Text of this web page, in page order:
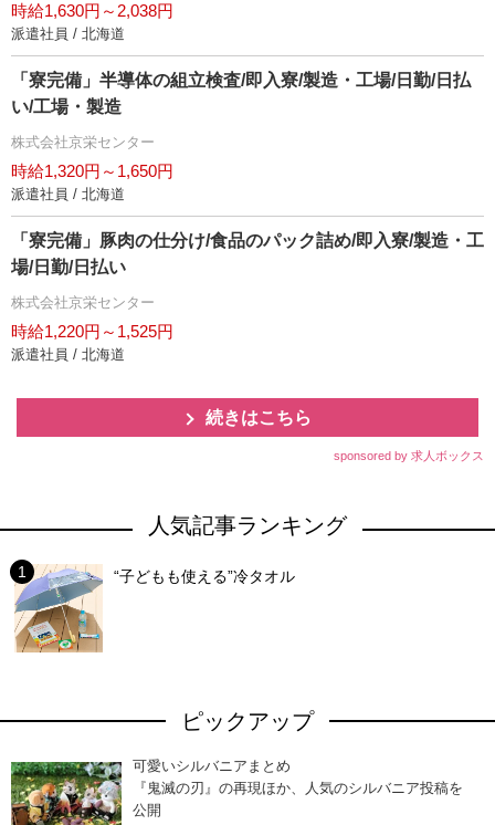
時給1,630円～2,038円
派遣社員 / 北海道
「寮完備」半導体の組立検査/即入寮/製造・工場/日勤/日払
い/工場・製造
株式会社京栄センター
時給1,320円～1,650円
派遣社員 / 北海道
「寮完備」豚肉の仕分け/食品のパック詰め/即入寮/製造・工
場/日勤/日払い
株式会社京栄センター
時給1,220円～1,525円
派遣社員 / 北海道
続きはこちら
sponsored by 求人ボックス
人気記事ランキング
“子どもも使える”冷タオル
ピックアップ
可愛いシルバニアまとめ
『鬼滅の刃』の再現ほか、人気のシルバニア投稿を
公開